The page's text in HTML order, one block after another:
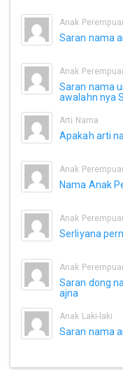
Anak
Saran nama
Anak
Saran nama
awalahn nya
Arti Nama
Apakah arti
Anak
Nama Anak
Anak
Serliyana
Anak
Saran dong
ajna
Anak Laki-laki
Saran nama